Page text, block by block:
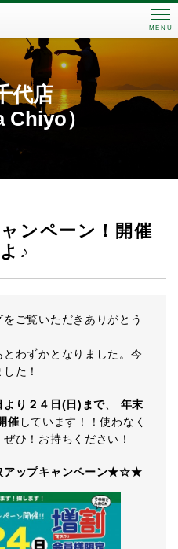
MENU
代店
Chiyo）
ンペーン！開催
♪
ご覧いただきありがとう
わずかとなりました。今
た！
より２４日(日)まで
年末
催 しています！！使わなく
ひ！お持ちください！
ップキャンペーン★☆★